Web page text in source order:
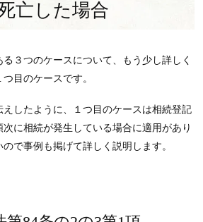
亡した場合
３つのケースについて、もう少し詳しく
目のケースです。
したように、１つ目のケースは相続登記
に相続が発生している場合に適用があり
で事例も掲げて詳しく説明します。